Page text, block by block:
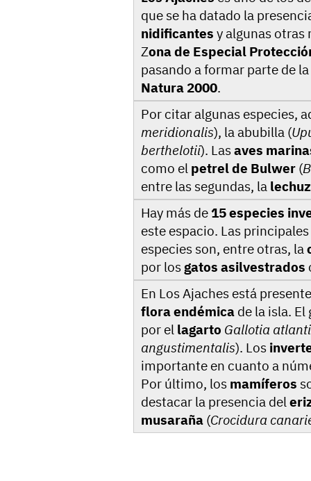
que se ha datado la
nidificantes y algunas otras
Zona de Especial
pasando a formar parte de la
Natura 2000.
Por citar algunas especies,
meridionalis), la abubilla (
berthelotii). Lasaves
como el petrel de Bulwer (
entre las segundas, la
Hay más de 15 especies
este espacio. Las
especies son, entre otras, la
por los gatos asilvestrados
En Los Ajaches está
flora endémica de la isla.
por el lagarto Gallotia
angustimentalis). Los
importante en cuanto a
Por último, los mamíferos
destacar la presencia del
musaraña (Crocidura